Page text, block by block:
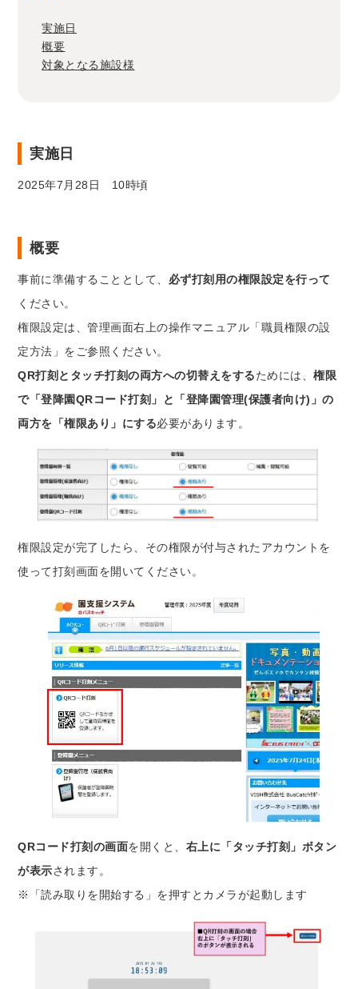
実施日
概要
対象となる施設様
実施日
2025年7月28日 10時頃
概要
事前に準備することとして、 必ず打刻用の権限設定を行って
ください。
権限設定は、管理画面右上の操作マニュアル「職員権限の設
定方法」をご参照ください。
QR打刻とタッチ打刻の両方への切替えをするためには、権限
で「登降園QRコード打刻」と「登降園管理(保護者向け)」の
両方を「権限あり」にする必要があります。
権限設定が完了したら、その権限が付与されたアカウントを
使って打刻画面を開いてください。
QRコード打刻の画面を開くと、 右上に「タッチ打刻」ボタン
が表示されます。
※「読み取りを開始する」を押すとカメラが起動します